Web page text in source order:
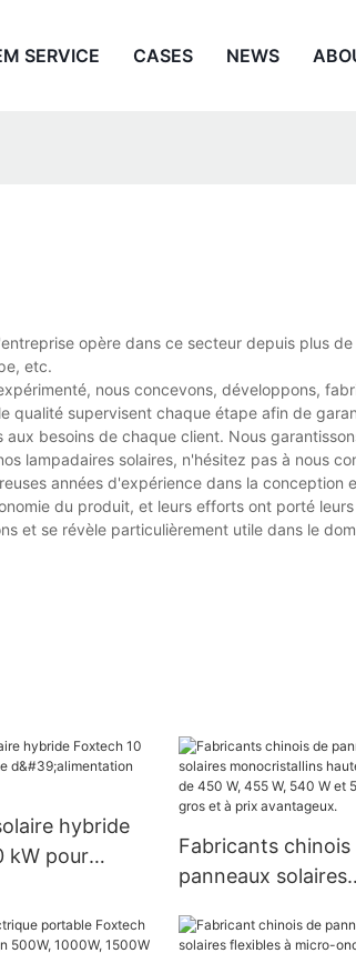
SERVICE CASES NEWS
opère dans ce secteur depuis plus
etc.
nous concevons, développons,
qualité supervisent chaque étape afin de
besoins de chaque client. Nous
lampadaires solaires, n'hésitez pas à nous
années d'expérience dans la conception
du produit, et leurs efforts ont porté
et se révèle particulièrement utile dans le
hybride
kW pour
Fabricants chinois
panneaux solaires
efficacité de 450